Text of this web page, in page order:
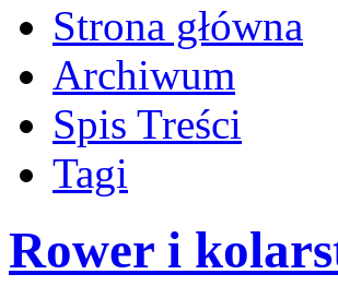
Strona główna
Archiwum
Spis Treści
Tagi
Rower i